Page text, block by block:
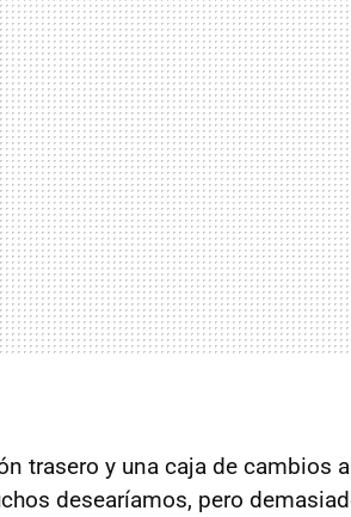
trasero y una caja de cambios
desearíamos, pero